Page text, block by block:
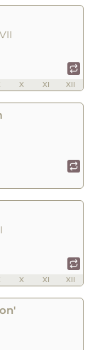
X XI XII
X XI XII